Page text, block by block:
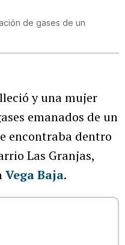
de gases de un
y una mujer
emanados de un
encontraba dentro
Las Granjas,
Vega Baja.